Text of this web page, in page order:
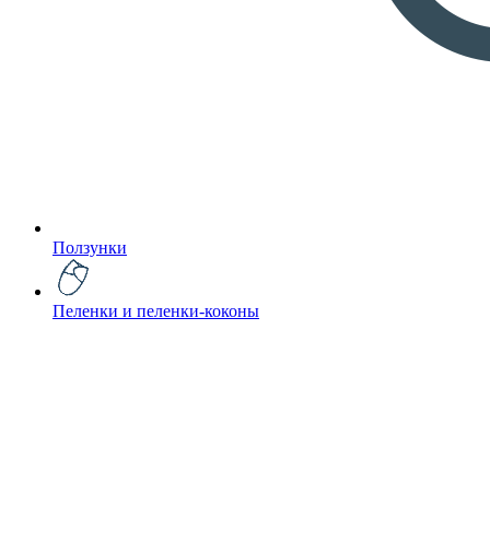
Ползунки
Пеленки и пеленки-коконы